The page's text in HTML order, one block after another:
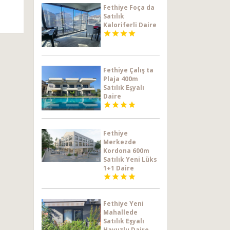
Fethiye Foça da
Satılık
Kaloriferli Daire

Fethiye Çalış ta
Plaja 400m
Satılık Eşyalı
Daire

Fethiye
Merkezde
Kordona 600m
Satılık Yeni Lüks
1+1 Daire

Fethiye Yeni
Mahallede
Satılık Eşyalı